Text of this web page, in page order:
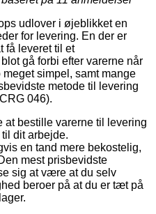
udlover i øjeblikket en
for levering. En der er
få leveret til et
gå forbi efter varerne når
simpel, samt mange
metode til levering
046).
bestille varerne til levering
dit arbejde.
en tand mere bekostelig,
mest prisbevidste
sig at være at du selv
beroer på at du er tæt på